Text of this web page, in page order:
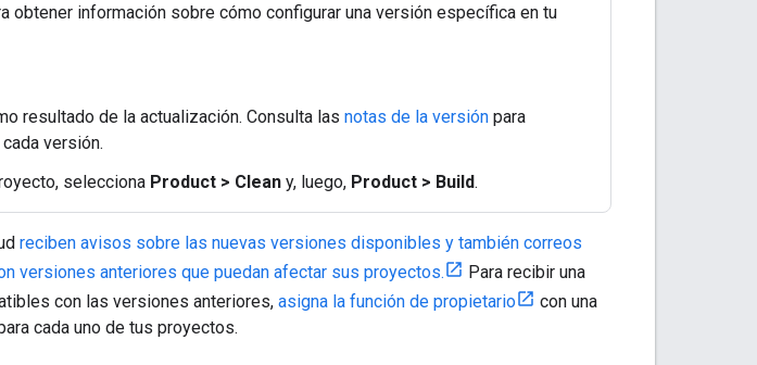
obtener información sobre cómo configurar una versión específica en tu
resultado de la actualización. Consulta las notas de la versión para
versión.
selecciona Product > Clean y, luego, Product > Build.
reciben avisos sobre las nuevas versiones disponibles y también correos
versiones anteriores que puedan afectar sus proyectos.
Para recibir una
con las versiones anteriores, asigna la función de propietario
con una
cada uno de tus proyectos.